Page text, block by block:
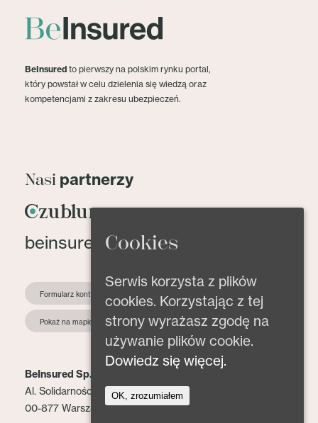
BeInsured to pierwszy na polskim rynku portal,
który powstał w celu dzielenia się wiedzą oraz
kompetencjami z zakresu ubezpieczeń.
Nasi partnerzy
beinsured@beinsured.pl
Formularz kontaktowy
Pokaż na mapie
BeInsured Sp. z o.o.
Al. Solidarności 153 lok. 2
00-877 Warszawa
Cookies
Serwis korzysta z plików
cookies. Korzystając z tej
strony wyrażasz zgodę na
używanie plików cookie.
Dowiedz się więcej.
OK, zrozumiałem